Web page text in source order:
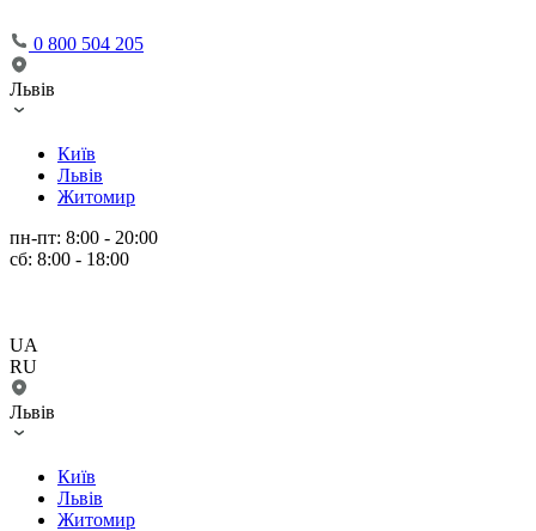
0 800 504 205
Львів
Київ
Львів
Житомир
пн-пт: 8:00 - 20:00
сб: 8:00 - 18:00
UA
RU
Львів
Київ
Львів
Житомир